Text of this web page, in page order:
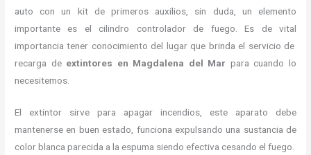
auto con un kit de primeros auxilios, sin duda, un elemento
importante es el cilindro controlador de fuego. Es de vital
importancia tener conocimiento del lugar que brinda el servicio de
recarga de extintores en Magdalena del Mar para cuando lo
necesitemos.
El extintor sirve para apagar incendios, este aparato debe
mantenerse en buen estado, funciona expulsando una sustancia de
color blanca parecida a la espuma siendo efectiva cesando el fuego.